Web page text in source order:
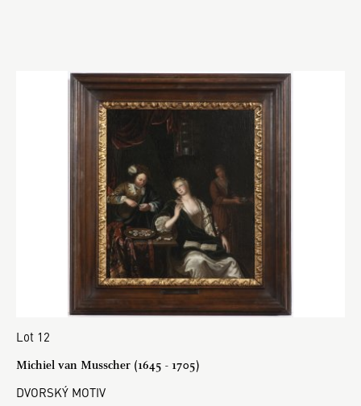
Lot 12
Michiel van Musscher (1645 - 1705)
DVORSKÝ MOTIV